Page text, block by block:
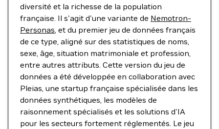
diversité et la richesse de la population
française. Il s'agit d'une variante de Nemotron-
Personas , et du premier jeu de données français
de ce type, aligné sur des statistiques de noms,
sexe, âge, situation matrimoniale et profession,
entre autres attributs. Cette version du jeu de
données a été développée en collaboration avec
Pleias, une startup française spécialisée dans les
données synthétiques, les modèles de
raisonnement spécialisés et les solutions d'IA
pour les secteurs fortement réglementés. Le jeu